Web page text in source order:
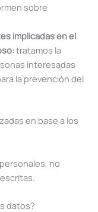
sobre
implicadas en el
tratamos la
interesadas
la prevención del
en base a los
no
datos?